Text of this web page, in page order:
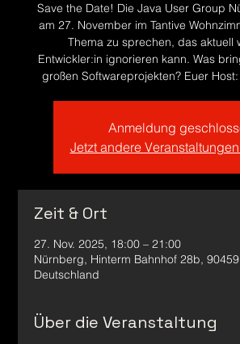
Save the Date! Die Java User Group
am 27. November im Tantive
Thema zu sprechen, das aktuell
Entwickler:in ignorieren kann. Was
großen Softwareprojekten? Euer
Anmeldung
Jetzt andere
Zeit & Ort
27. Nov. 2025, 18:00 – 21:00
Nürnberg, Hinterm Bahnhof 28b,
Deutschland
Über die Veranstaltung